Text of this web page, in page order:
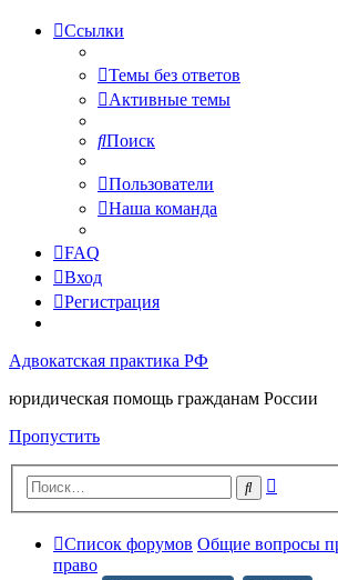
Ссылки
Темы без ответов
Активные темы
Поиск
Пользователи
Наша команда
FAQ
Вход
Регистрация
Адвокатская практика РФ
юридическая помощь гражданам России
Пропустить
Поиск
Список форумов Общие вопросы
право